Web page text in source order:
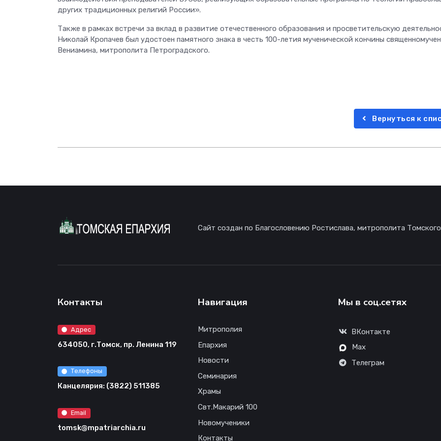
других традиционных религий России».
Также в рамках встречи за вклад в развитие отечественного образования и просветительскую
Николай Кропачев был удостоен памятного знака в честь 100-летия мученической кончины
Вениамина, митрополита Петроградского.
Вернуться к
Сайт создан по Благословению Ростислава, митрополита
Контакты
Адрес
634050, г.Томск, пр. Ленина 119
Телефоны
Канцелярия: (3822) 511385
Email
tomsk@mpatriarchia.ru
Навигация
Митрополия
Епархия
Новости
Семинария
Храмы
Свт.Макарий 100
Новомученики
Контакты
Мы в соц.сетях
ВКонтакте
Max
Телеграм